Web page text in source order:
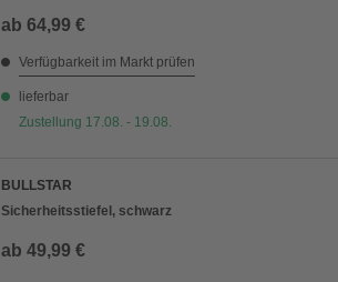
ab 64,99 €
Verfügbarkeit im Markt prüfen
lieferbar
Zustellung 17.08. - 19.08.
BULLSTAR
Sicherheitsstiefel, schwarz
ab 49,99 €